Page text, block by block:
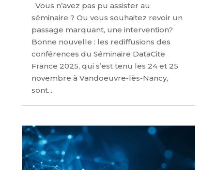
Vous n’avez pas pu assister au
séminaire ? Ou vous souhaitez revoir un
passage marquant, une intervention?
Bonne nouvelle : les rediffusions des
conférences du Séminaire DataCite
France 2025, qui s’est tenu les 24 et 25
novembre à Vandoeuvre-lès-Nancy,
sont...